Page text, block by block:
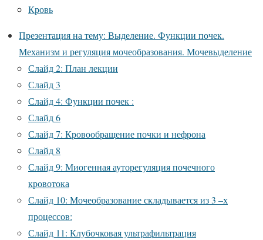
Кровь
Презентация на тему: Выделение. Функции почек.
Механизм и регуляция мочеобразования. Мочевыделение
Слайд 2: План лекции
Слайд 3
Слайд 4: Функции почек :
Слайд 6
Слайд 7: Кровообращение почки и нефрона
Слайд 8
Слайд 9: Миогенная ауторегуляция почечного
кровотока
Слайд 10: Мочеобразование складывается из 3 –х
процессов:
Слайд 11: Клубочковая ультрафильтрация